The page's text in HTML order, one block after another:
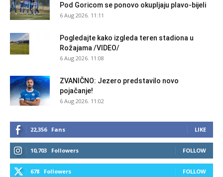
Pod Goricom se ponovo okupljaju plavo-bijeli
6 Aug 2026. 11:11
Pogledajte kako izgleda teren stadiona u
Rožajama /VIDEO/
6 Aug 2026. 11:08
ZVANIČNO: Jezero predstavilo novo
pojačanje!
6 Aug 2026. 11:02
22,356 Fans LIKE
10,703 Followers FOLLOW
678 Followers FOLLOW